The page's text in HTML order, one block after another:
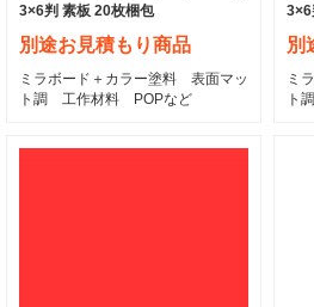
3×6判 素板 20枚梱包
別途お見積もり商品
ミラボード＋カラー塗料 表面マッ
ト調 工作材料 POPなど
3×6
別
ミ
ト